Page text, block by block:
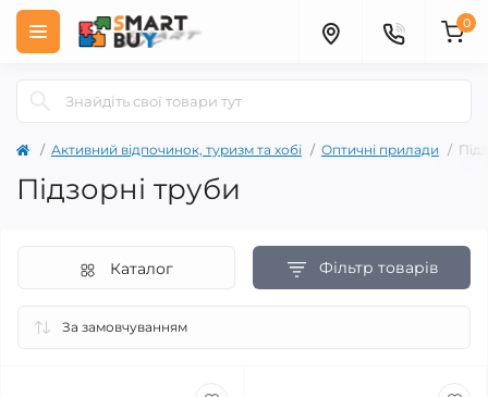
0
Активний відпочинок, туризм та хобі Оптичні прилади
Підзорні труби
Фільтр товарів
Каталог